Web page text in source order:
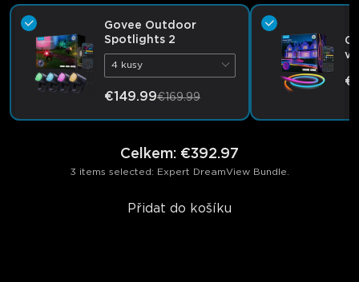
Govee Outdoor
Spotlights 2
4 kusy
€149.99€169.99
Celkem: €392.97
3 items selected: Expert DreamView Bundle.
Přidat do košíku